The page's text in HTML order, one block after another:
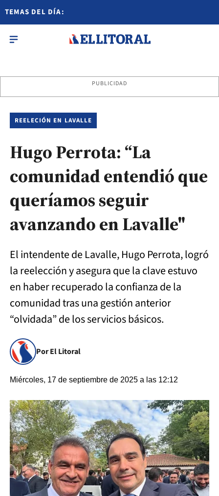
TEMAS DEL DÍA:
PUBLICIDAD
REELECIÓN EN LAVALLE
Hugo Perrota: “La
comunidad entendió que
queríamos seguir
avanzando en Lavalle"
El intendente de Lavalle, Hugo Perrota, logró
la reelección y asegura que la clave estuvo
en haber recuperado la confianza de la
comunidad tras una gestión anterior
“olvidada” de los servicios básicos.
Por El Litoral
Miércoles, 17 de septiembre de 2025 a las 12:12